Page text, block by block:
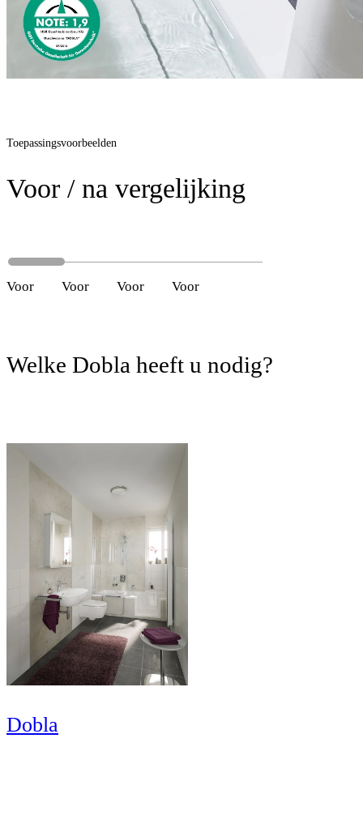
Toepassingsvoorbeelden
Voor / na vergelijking
Voor Voor Voor Voor
Welke Dobla heeft u nodig?
Dobla